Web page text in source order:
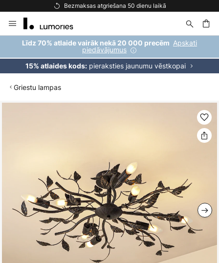
atgriešana 50 dienu laikā
to
Content
Līdz 70% atlaide vairāk nekā 20 000 precēm Apskati
piedāvājumus
15% atlaides kods:pieraksties jaunumu vēstkopai
Griestu lampas